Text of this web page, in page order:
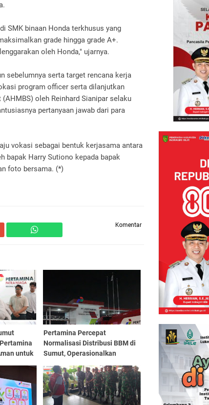
SMK binaan Honda terkhusus yang
grade hingga grade A+.
oleh Honda," ujarnya.
sebelumnya serta target rencana kerja
program officer serta dilanjutkan
oleh Reinhard Sianipar selaku
pertanyaan jawab dari para
vokasi sebagai bentuk kerjasama antara
bapak Harry Sutiono kepada bapak
foto bersama. (*)
Komentar
untuk
Pertamina Percepat
Normalisasi Distribusi BBM di
Sumut, Operasionalkan
Jam